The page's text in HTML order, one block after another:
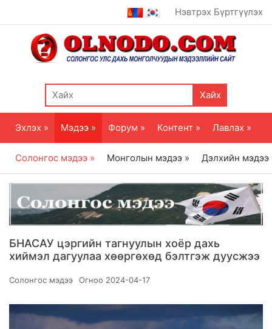
Нэвтрэх Бүртгүүлэх
Хайх
Эхлэх » Мэдээ » Форум » Контент » Лавлах »
Солонгос мэдээ » Монголын мэдээ » Дэлхийн мэдээ
БНАСАУ цэргийн тагнуулын хоёр дахь
хиймэл дагуулаа хөөргөхөд бэлтгэж дуусжээ
Солонгос мэдээ Огноо 2024-04-17